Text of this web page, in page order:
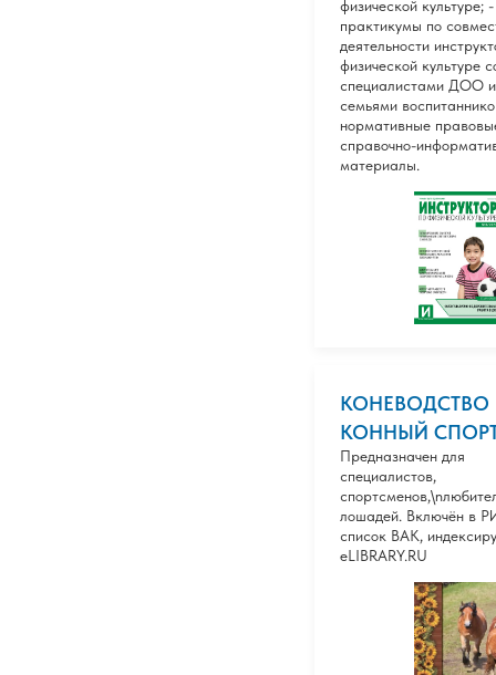
физической культуре; -
практикумы по
деятельности
физической культуре
специалистами ДОО и
семьями
нормативные
справочно-
материалы.
КОНЕВОДСТВО
КОННЫЙ
Предназначен для
специалистов,
лошадей. Включён в
список ВАК,
eLIBRARY.RU